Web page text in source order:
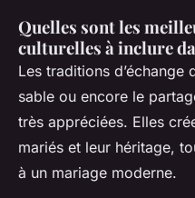
Quelles sont les
culturelles à inclure
Les traditions d’échange
sable ou encore le
très appréciées. Elles
mariés et leur héritage,
à un mariage moderne.